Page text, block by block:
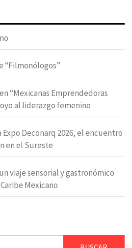
“Filmonólogos”
“Mexicanas Emprendedoras
al liderazgo femenino
Expo Deconarq 2026, el encuentro
en el Sureste
viaje sensorial y gastronómico
Mexicano